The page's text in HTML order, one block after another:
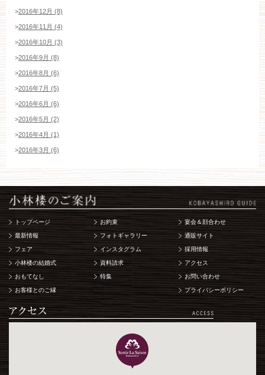
>2016年12月 (8)
>2016年11月 (4)
>2016年10月 (3)
>2016年9月 (8)
>2016年8月 (6)
>2016年7月 (5)
>2016年6月 (6)
>2016年5月 (2)
>2016年4月 (1)
>2016年3月 (6)
トップページ
最新情報
フェア
小林楼の結婚式
おもてなし
お客様とのご縁
お約束
フォトギャラリー
インスタグラム
資料請求
特集
宴会＆顔合わせ
通販サイト
採用情報
アクセス
お問い合わせ
プライバシーポリシー